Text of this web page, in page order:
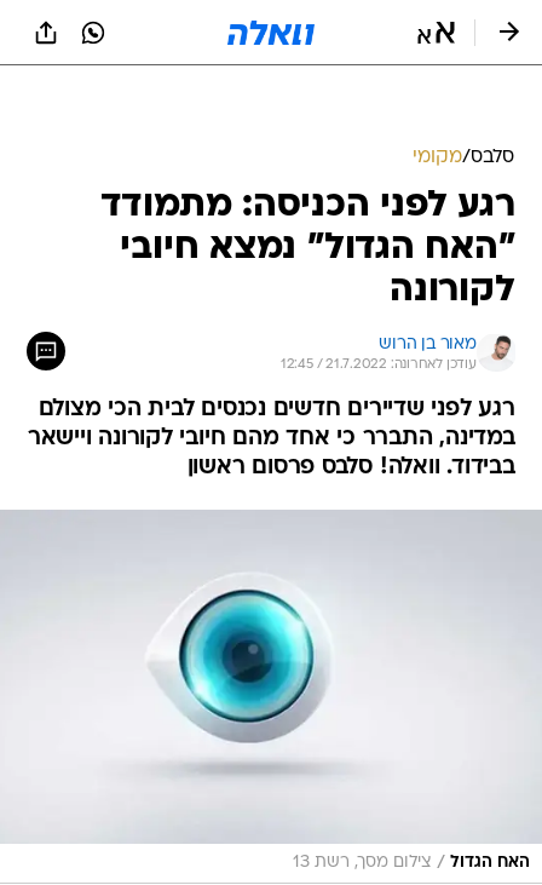
רגע לפני הכניסה: מתמודד
"האח הגדול" נמצא חיובי
לקורונה
מאור בן הרוש
עודכן לאחרונה: 21.7.2022 / 12:45
רגע לפני שדיירים חדשים נכנסים לבית הכי מצולם
במדינה, התברר כי אחד מהם חיובי לקורונה ויישאר
בבידוד. וואלה! סלבס פרסום ראשון
הבית הכי מצולם במדינת ישראל ממשיך לספק
סיפורים בקצב מסחרר, ואנחנו אפילו לא מדברים על